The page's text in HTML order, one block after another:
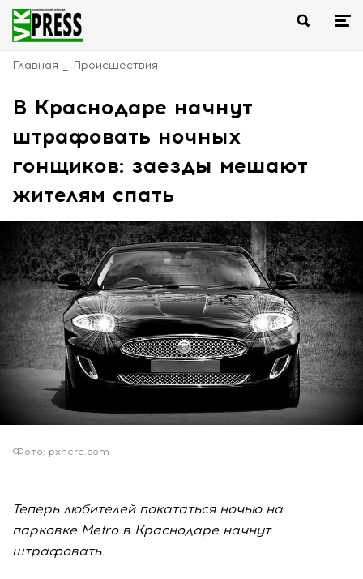
Главная Происшествия
В Краснодаре начнут
штрафовать ночных
гонщиков: заезды мешают
жителям спать
Фото: pxhere.com
Теперь любителей покататься ночью на
парковке Metro в Краснодаре начнут
штрафовать.